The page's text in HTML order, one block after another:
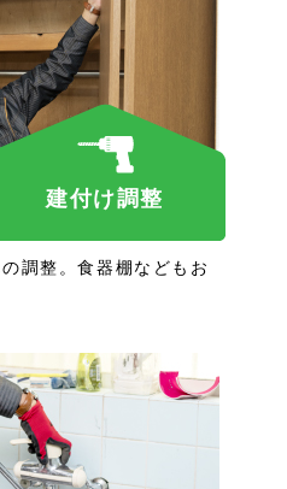
建付け調整
調整。食器棚などもお